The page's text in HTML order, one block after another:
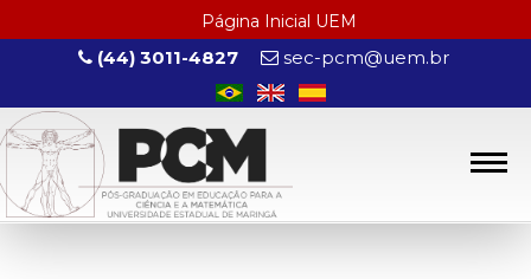
Página Inicial UEM
(44) 3011-4827 sec-pcm@uem.br